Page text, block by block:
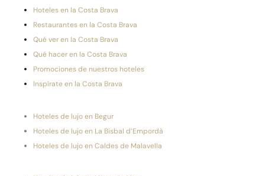
Hoteles en la Costa Brava
Restaurantes en la Costa Brava
Qué ver en la Costa Brava
Qué hacer en la Costa Brava
Promociones de nuestros hoteles
Inspírate en la Costa Brava
Hoteles de lujo en Begur
Hoteles de lujo en La Bisbal d’Empordà
Hoteles de lujo en Caldes de Malavella